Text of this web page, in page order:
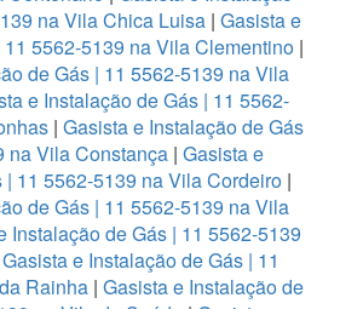
na Vila Chica Luisa | Gasista e
5562-5139 na Vila Clementino|
de Gás | 11 5562-5139 na Vila
e Instalação de Gás | 11 5562-
| Gasista e Instalação de Gás
na Vila Constança| Gasista e
| 11 5562-5139 na Vila Cordeiro|
de Gás | 11 5562-5139 na Vila
Instalação de Gás | 11 5562-5139
Gasista e Instalação de Gás | 11
Rainha | Gasista e Instalação de